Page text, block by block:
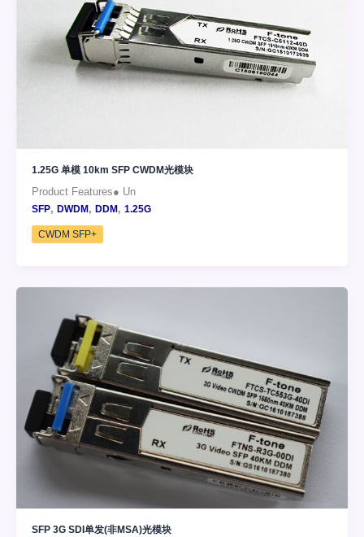
1.25G 单模 10km SFP CWDM光模块
Product Features● Un
SFP, DWDM, DDM, 1.25G
CWDM SFP+
SFP 3G SDI单发(非MSA)光模块